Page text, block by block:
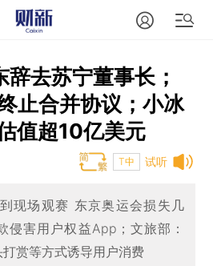
去苏宁董事长；
止合并协议；小冰
值超10亿美元
试听
T中
现场观赛 东京奥运会损失几
侵害用户权益App；文旅部：
赏等方式诱导用户消费